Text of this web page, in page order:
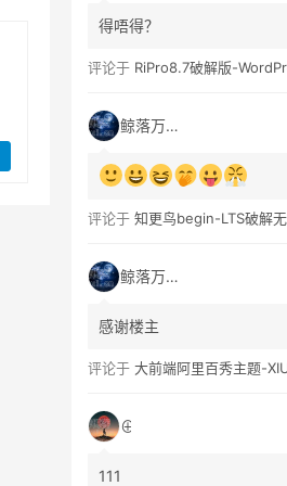
得唔得？
评论于 RiPro8.7破解版-WordPress日主题
鲸落万物生
评论于 知更鸟begin-LTS破解无限制最新版
鲸落万物生
感谢楼主
评论于 大前端阿里百秀主题-XIU主题V7.7
111